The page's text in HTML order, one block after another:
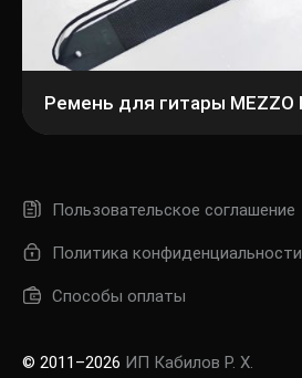
Пользовательское соглашение
Политика конфиденциальности
Способы оплаты
© 2011–2026 ИП Кабилов Р. Х.